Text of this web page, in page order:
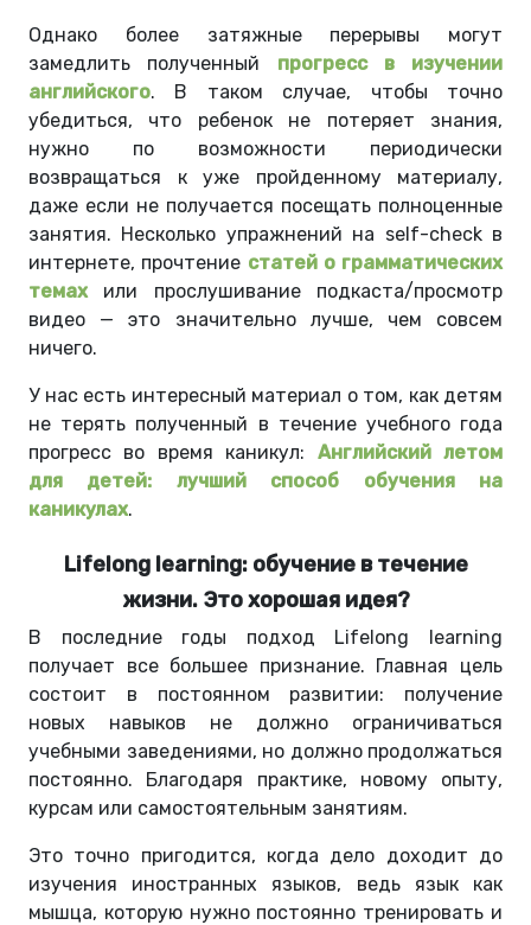
Однако более затяжные перерывы могут
замедлить полученный прогресс в изучении
английского. В таком случае, чтобы точно
убедиться, что ребенок не потеряет знания,
нужно по возможности периодически
возвращаться к уже пройденному материалу,
даже если не получается посещать полноценные
занятия. Несколько упражнений на self-check в
интернете, прочтение статей о грамматических
темах или прослушивание подкаста/просмотр
видео — это значительно лучше, чем совсем
ничего.
У нас есть интересный материал о том, как детям
не терять полученный в течение учебного года
прогресс во время каникул: Английский летом
для детей: лучший способ обучения на
каникулах.
Lifelong learning: обучение в течение
жизни. Это хорошая идея?
В последние годы подход Lifelong learning
получает все большее признание. Главная цель
состоит в постоянном развитии: получение
новых навыков не должно ограничиваться
учебными заведениями, но должно продолжаться
постоянно. Благодаря практике, новому опыту,
курсам или самостоятельным занятиям.
Это точно пригодится, когда дело доходит до
изучения иностранных языков, ведь язык как
мышца, которую нужно постоянно тренировать и